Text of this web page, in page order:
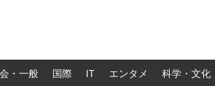
・一般 国際 IT エンタメ 科学・文化